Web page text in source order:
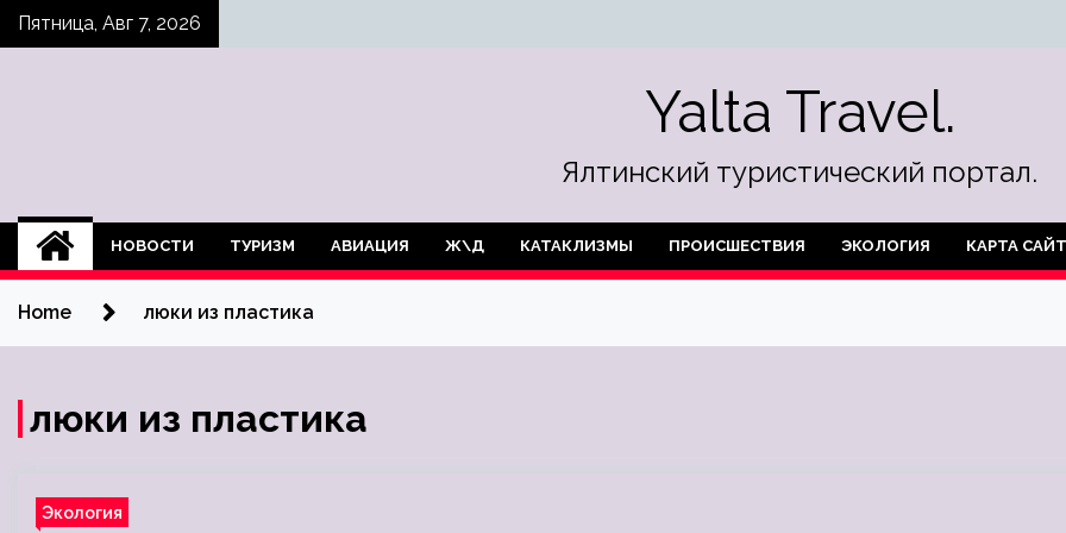
SkipПятница, Авг 7, 2026
Yalta Travel.
Ялтинский туристический портал.
НОВОСТИ ТУРИЗМ АВИАЦИЯ Ж\Д КАТАКЛИЗМЫ ПРОИСШЕСТВИЯ ЭКОЛОГИЯ КАРТА
Home люки из пластика
люки из пластика
Экология